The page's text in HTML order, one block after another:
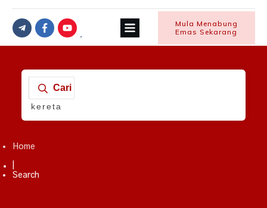
Mula Menabung
Emas Sekarang
Cari
Home
Search